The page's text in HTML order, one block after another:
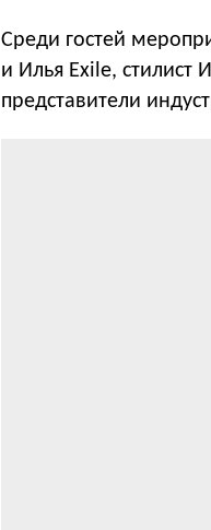
Среди гостей
и Илья Exile, стилист
представители